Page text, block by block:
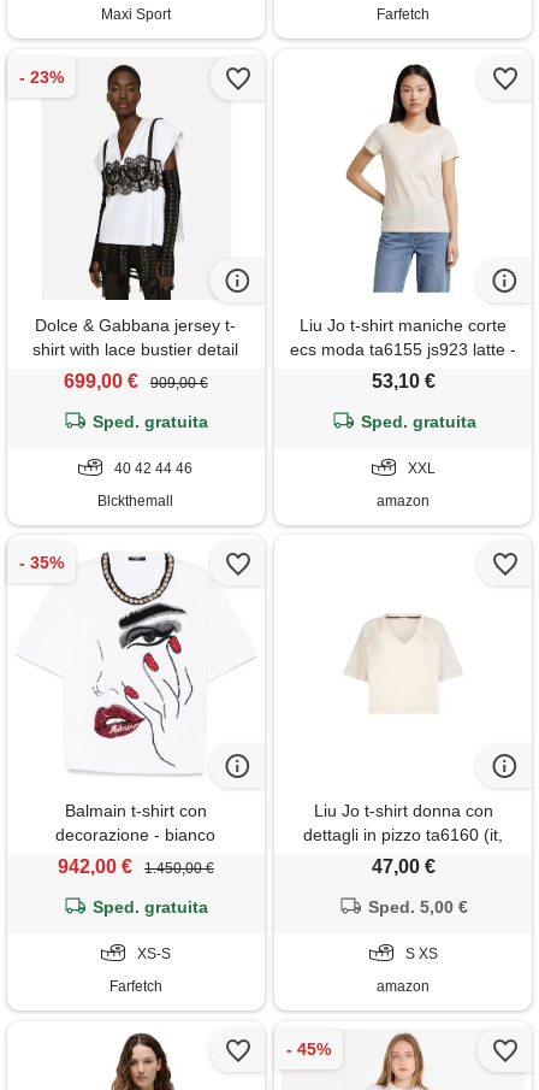
Maxi Sport
Farfetch
Dolce & Gabbana jersey t-
shirt with lace bustier detail
699,00 € 909,00 €
Sped. gratuita
40 42 44 46
Blckthemall
Liu Jo t-shirt maniche corte
ecs moda ta6155 js923 latte -
187844000820_xxl
53,10 €
Sped. gratuita
XXL
amazon
Balmain t-shirt con
decorazione - bianco
942,00 € 1.450,00 €
Sped. gratuita
XS-S
Farfetch
Liu Jo t-shirt donna con
dettagli in pizzo ta6160 (it,
testo, xs, regular, regular,
47,00 €
Sped. 5,00 €
S XS
amazon